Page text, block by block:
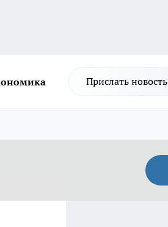
Прислать новость